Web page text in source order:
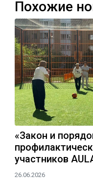
Похожие
«Закон и
участников
26.06.2026